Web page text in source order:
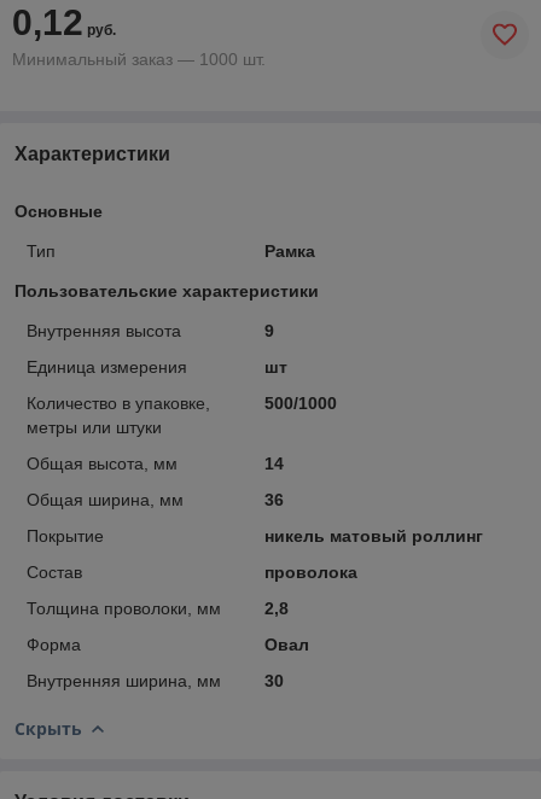
0,12 руб.
Минимальный заказ — 1000 шт.
Характеристики
Основные
Тип Рамка
Пользовательские характеристики
Внутренняя высота
9
Единица измерения
шт
Количество в упаковке,
метры или штуки
500/1000
Общая высота, мм
14
Общая ширина, мм
36
Покрытие
никель матовый роллинг
Состав
проволока
Толщина проволоки, мм
2,8
Форма
Овал
Внутренняя ширина, мм
30
Скрыть